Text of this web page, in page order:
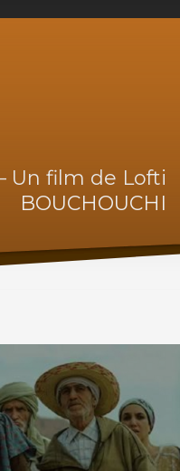
Un film de Lofti
BOUCHOUCHI